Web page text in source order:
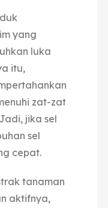
yang
luka
itu,
zat-zat
jika sel
sel
cepat.
tanaman
aktifnya,